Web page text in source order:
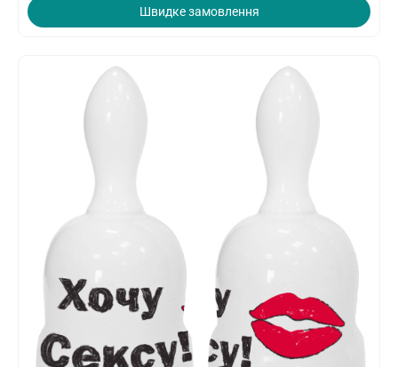
Швидке замовлення